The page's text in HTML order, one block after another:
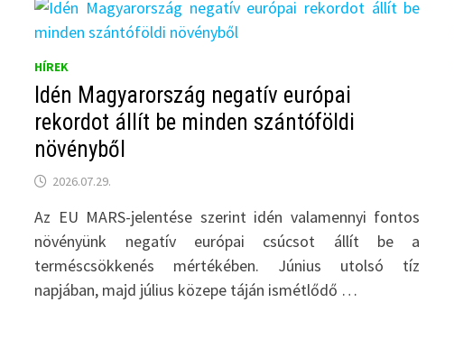
HÍREK
Idén Magyarország negatív európai
rekordot állít be minden szántóföldi
növényből
2026.07.29.
Az EU MARS-jelentése szerint idén valamennyi fontos
növényünk negatív európai csúcsot állít be a
terméscsökkenés mértékében. Június utolsó tíz
napjában, majd július közepe táján ismétlődő …